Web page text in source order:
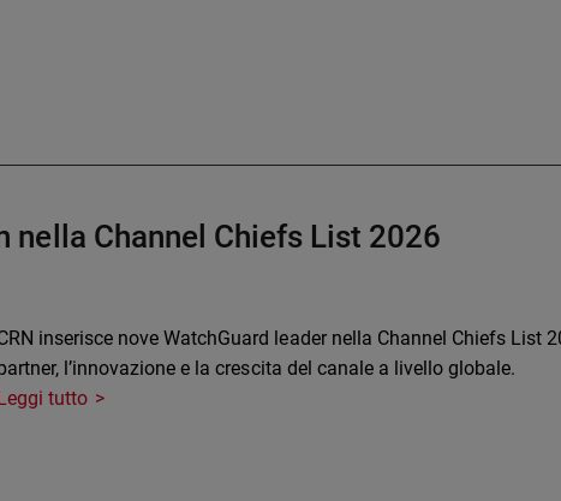
nella Channel Chiefs List 2026
inserisce nove WatchGuard leader nella Channel Chiefs List
l’innovazione e la crescita del canale a livello globale.
tutto